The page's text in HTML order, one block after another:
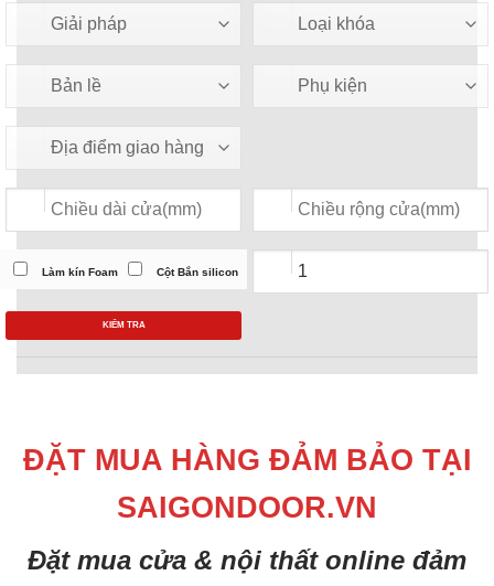
Làm kín Foam Cột Bắn silicon
KIỂM TRA
ĐẶT MUA HÀNG ĐẢM BẢO TẠI
SAIGONDOOR.VN
Đặt mua cửa & nội thất online đảm